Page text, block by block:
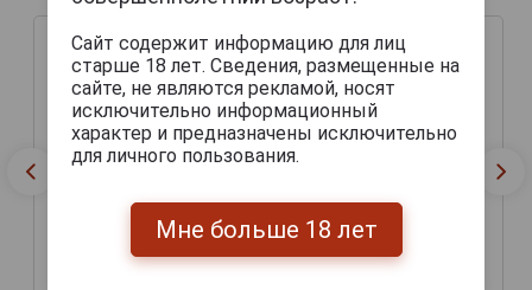
Baron de Segognac VS
Baron de Segognac VS
Сайт содержит информацию для лиц
старше 18 лет. Сведения, размещенные на
сайте, не являются рекламой, носят
исключительно информационный
характер и предназначены исключительно
для личного пользования.
Мне больше 18 лет